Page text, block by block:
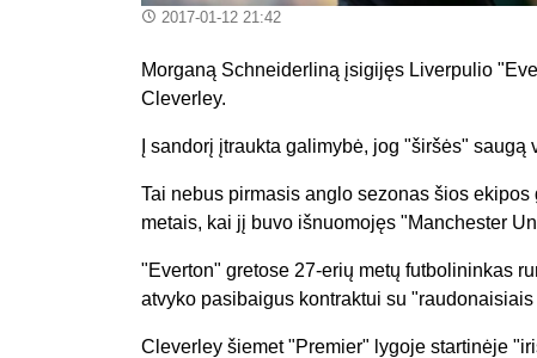
2017-01-12 21:42
Morganą Schneiderliną įsigijęs Liverpulio
Cleverley.
Į sandorį įtraukta galimybė, jog "širšės"
Tai nebus pirmasis anglo sezonas šios
metais, kai jį buvo išnuomojęs "Manchester
"Everton" gretose 27-erių metų futbolininkas
atvyko pasibaigus kontraktui su
Cleverley šiemet "Premier" lygoje startinėje